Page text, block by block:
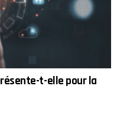
t-elle pour la